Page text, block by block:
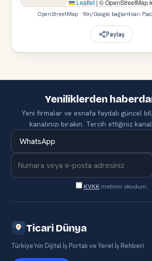
Leaflet | © OpenStreetMap
OpenStreetMap · Yön/Google bağlantıları
Paylaş
Yeniliklerden
Yeni firmalar ve esnafa faydalı güncel
kanalınızı bırakın. Tercih ettiğiniz
KVKK metnini okudum.
Ticari Dünya
Türkiye'nin Dijital İş Portalı ve Yerel İş Rehberi